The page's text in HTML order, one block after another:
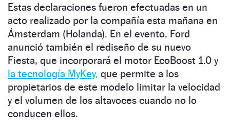
Estas declaraciones fueron efectuadas en un
acto realizado por la compañía esta mañana en
Ámsterdam (Holanda). En el evento, Ford
anunció también el rediseño de su nuevo
Fiesta, que incorporará el motor EcoBoost 1.0 y
la tecnología MyKey, que permite a los
propietarios de este modelo limitar la velocidad
y el volumen de los altavoces cuando no lo
conducen ellos.